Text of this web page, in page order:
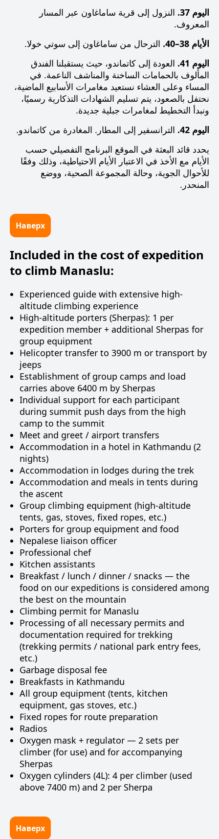
اليوم 37.
النزول إلى قرية ساماغاون عبر المسار
المعروف.
الأيام 38–40.
الترحال من ساماغاون إلى سوتي خولا.
اليوم 41.
العودة إلى كاتماندو، حيث يستقبلنا الفندق
المألوف بالحمامات الساخنة والمناشف الناعمة. في
المساء وعلى العشاء نستعيد مغامرات الأسابيع الماضية،
نحتفل بالصعود، يتم تسليم الشهادات التذكارية رسميًا،
ونبدأ التخطيط لمغامرات جبلية جديدة.
اليوم 42.
الترانسفير إلى المطار. المغادرة من كاتماندو.
يحدد قائد البعثة في الموقع البرنامج التفصيلي حسب
الأيام مع الأخذ في الاعتبار الأيام الاحتياطية، وذلك وفقًا
للأحوال الجوية، وحالة المجموعة الصحية، ووضع
المنحدر.
Наверх
Included in the cost of expedition
to climb Manaslu:
Experienced guide with extensive high-
altitude climbing experience
High-altitude porters (Sherpas): 1 per
expedition member + additional Sherpas for
group equipment
Helicopter transfer to 3900 m or transport by
jeeps
Establishment of group camps and load
carries above 6400 m by Sherpas
Individual support for each participant
during summit push days from the high
camp to the summit
Meet and greet / airport transfers
Accommodation in a hotel in Kathmandu (2
nights)
Accommodation in lodges during the trek
Accommodation and meals in tents during
the ascent
Group climbing equipment (high-altitude
tents, gas, stoves, fixed ropes, etc.)
Porters for group equipment and food
Nepalese liaison officer
Professional chef
Kitchen assistants
Breakfast / lunch / dinner / snacks — the
food on our expeditions is considered among
the best on the mountain
Climbing permit for Manaslu
Processing of all necessary permits and
documentation required for trekking
(trekking permits / national park entry fees,
etc.)
Garbage disposal fee
Breakfasts in Kathmandu
All group equipment (tents, kitchen
equipment, gas stoves, etc.)
Fixed ropes for route preparation
Radios
Oxygen mask + regulator — 2 sets per
climber (for use) and for accompanying
Sherpas
Oxygen cylinders (4L): 4 per climber (used
above 7400 m) and 2 per Sherpa
Наверх